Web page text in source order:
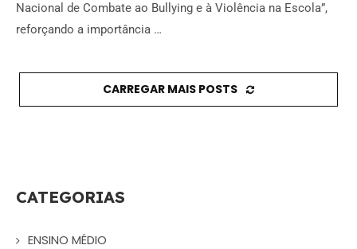
Nacional de Combate ao Bullying e à Violência na Escola”,
reforçando a importância …
CARREGAR MAIS POSTS
CATEGORIAS
ENSINO MÉDIO